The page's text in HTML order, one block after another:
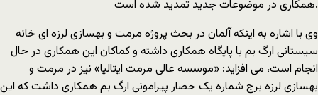
همکاری در موضوعات جدید تمدید شده است.
وی با اشاره به اینکه آلمان در بحث پروژه مرمت و بهسازی لرزه ای خانه
سیستانی ارگ بم با پایگاه همکاری داشته و کماکان این همکاری در حال
انجام است، می افزاید: «موسسه عالی مرمت ایتالیا» نیز در مرمت و
بهسازی لرزه برج شماره یک حصار پیرامونی ارگ بم همکاری داشت که این